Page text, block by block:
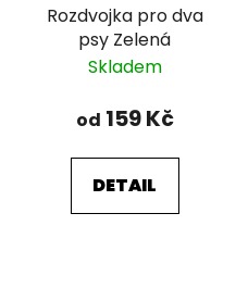
Rozdvojka pro dva
psy Zelená
Skladem
od 159 Kč
DETAIL